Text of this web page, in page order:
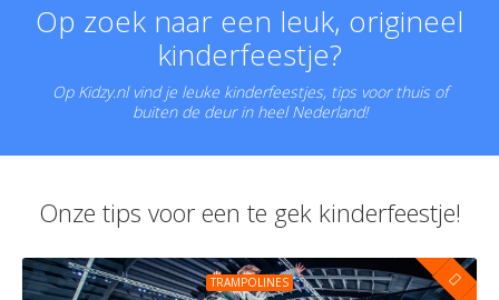
Op zoek naar een leuk, origineel
kinderfeestje?
Op Kidzy.nl vind je leuke kinderfeestjes, tips voor thuis of
buiten de deur in heel Nederland!
Onze tips voor een te gek kinderfeestje!
TRAMPOLINES